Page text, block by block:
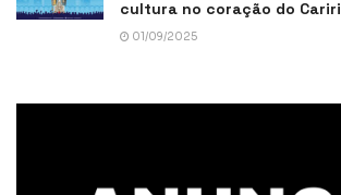
cultura no coração do Cariri
01/09/2025